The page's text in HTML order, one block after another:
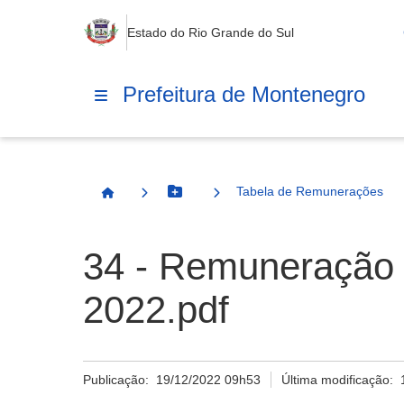
Estado do Rio Grande do Sul
Prefeitura de Montenegro
Página InicialBotão Menu
Tabela de Remunerações
34 -
2022.pdf
Publicação: 19/12/2022 09h53 Última modificação: